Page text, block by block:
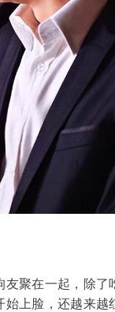
聚在一起，除了
始上脸，还越来越